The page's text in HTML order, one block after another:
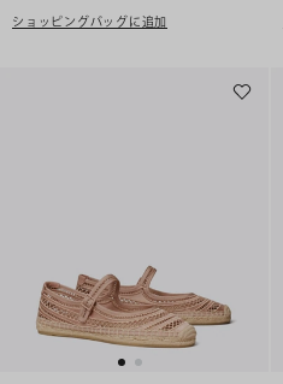
ショッピングバッグに追加